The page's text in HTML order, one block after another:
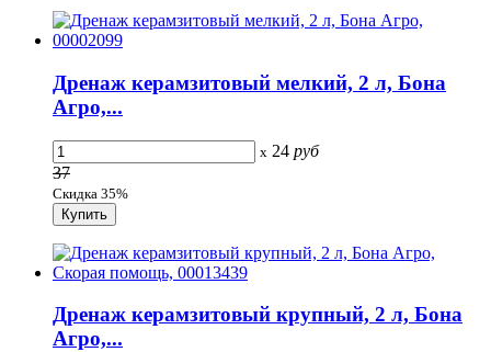
Дренаж керамзитовый мелкий, 2 л, Бона
Агро,...
x 24 руб
37
Скидка 35%
Дренаж керамзитовый крупный, 2 л, Бона
Агро,...